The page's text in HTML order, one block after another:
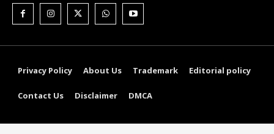
Privacy Policy About Us Trademark Editorial policy
Contact Us Disclaimer DMCA